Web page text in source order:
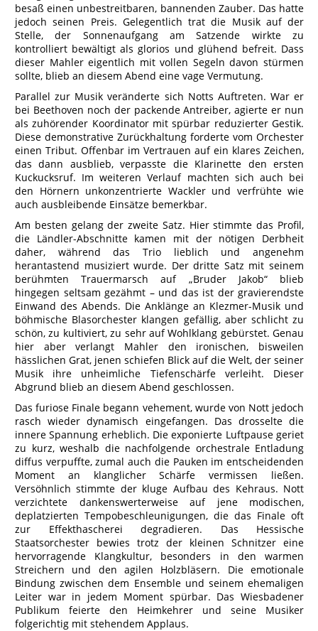
besaß einen unbestreitbaren, bannenden Zauber. Das hatte
jedoch seinen Preis. Gelegentlich trat die Musik auf der
Stelle, der Sonnenaufgang am Satzende wirkte zu
kontrolliert bewältigt als glorios und glühend befreit. Dass
dieser Mahler eigentlich mit vollen Segeln davon stürmen
sollte, blieb an diesem Abend eine vage Vermutung.
Parallel zur Musik veränderte sich Notts Auftreten. War er
bei Beethoven noch der packende Antreiber, agierte er nun
als zuhörender Koordinator mit spürbar reduzierter Gestik.
Diese demonstrative Zurückhaltung forderte vom Orchester
einen Tribut. Offenbar im Vertrauen auf ein klares Zeichen,
das dann ausblieb, verpasste die Klarinette den ersten
Kuckucksruf. Im weiteren Verlauf machten sich auch bei
den Hörnern unkonzentrierte Wackler und verfrühte wie
auch ausbleibende Einsätze bemerkbar.
Am besten gelang der zweite Satz. Hier stimmte das Profil,
die Ländler-Abschnitte kamen mit der nötigen Derbheit
daher, während das Trio lieblich und angenehm
herantastend musiziert wurde. Der dritte Satz mit seinem
berühmten Trauermarsch auf „Bruder Jakob“ blieb
hingegen seltsam gezähmt – und das ist der gravierendste
Einwand des Abends. Die Anklänge an Klezmer-Musik und
böhmische Blasorchester klangen gefällig, aber schlicht zu
schön, zu kultiviert, zu sehr auf Wohlklang gebürstet. Genau
hier aber verlangt Mahler den ironischen, bisweilen
hässlichen Grat, jenen schiefen Blick auf die Welt, der seiner
Musik ihre unheimliche Tiefenschärfe verleiht. Dieser
Abgrund blieb an diesem Abend geschlossen.
Das furiose Finale begann vehement, wurde von Nott jedoch
rasch wieder dynamisch eingefangen. Das drosselte die
innere Spannung erheblich. Die exponierte Luftpause geriet
zu kurz, weshalb die nachfolgende orchestrale Entladung
diffus verpuffte, zumal auch die Pauken im entscheidenden
Moment an klanglicher Schärfe vermissen ließen.
Versöhnlich stimmte der kluge Aufbau des Kehraus. Nott
verzichtete dankenswerterweise auf jene modischen,
deplatzierten Tempobeschleunigungen, die das Finale oft
zur Effekthascherei degradieren. Das Hessische
Staatsorchester bewies trotz der kleinen Schnitzer eine
hervorragende Klangkultur, besonders in den warmen
Streichern und den agilen Holzbläsern. Die emotionale
Bindung zwischen dem Ensemble und seinem ehemaligen
Leiter war in jedem Moment spürbar. Das Wiesbadener
Publikum feierte den Heimkehrer und seine Musiker
folgerichtig mit stehendem Applaus.